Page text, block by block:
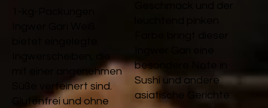
Ingwerscheiben, die
mit einer angenehmen
Süße verfeinert sind.
Glutenfrei und ohne
besondere Note in
Sushi und andere
asiatische Gerichte.